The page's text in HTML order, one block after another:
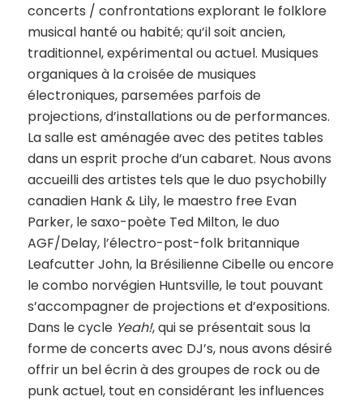
concerts / confrontations explorant le folklore
musical hanté ou habité; qu’il soit ancien,
traditionnel, expérimental ou actuel. Musiques
organiques à la croisée de musiques
électroniques, parsemées parfois de
projections, d’installations ou de performances.
La salle est aménagée avec des petites tables
dans un esprit proche d’un cabaret. Nous avons
accueilli des artistes tels que le duo psychobilly
canadien Hank & Lily, le maestro free Evan
Parker, le saxo-poète Ted Milton, le duo
AGF/Delay, l’électro-post-folk britannique
Leafcutter John, la Brésilienne Cibelle ou encore
le combo norvégien Huntsville, le tout pouvant
s’accompagner de projections et d’expositions.
Dans le cycle Yeah!, qui se présentait sous la
forme de concerts avec DJ’s, nous avons désiré
offrir un bel écrin à des groupes de rock ou de
punk actuel, tout en considérant les influences